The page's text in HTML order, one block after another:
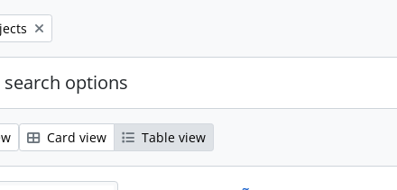
options
Card view Table view